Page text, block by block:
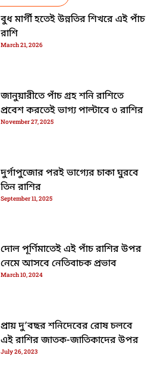
বুধ মার্গী হতেই উন্নতির শিখরে এই পাঁচ
রাশি
March 21, 2026
জানুয়ারীতে পাঁচ গ্রহ শনি রাশিতে
প্রবেশ করতেই ভাগ্য পাল্টাবে ৩ রাশির
November 27, 2025
দুর্গাপুজোর পরই ভাগ্যের চাকা ঘুরবে
তিন রাশির
September 11, 2025
দোল পূর্ণিমাতেই এই পাঁচ রাশির উপর
নেমে আসবে নেতিবাচক প্রভাব
March 10, 2024
প্রায় দু’বছর শনিদেবের রোষ চলবে
এই রাশির জাতক-জাতিকাদের উপর
July 26, 2023